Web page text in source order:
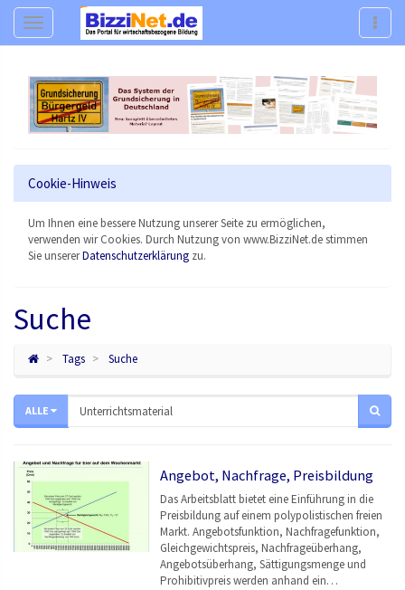
Navigation
Cookie-Hinweis
Um Ihnen eine bessere Nutzung unserer Seite zu ermöglichen,
verwenden wir Cookies. Durch Nutzung von www.BizziNet.de stimmen
Sie unsererDatenschutzerklärung zu.
Suche
Tags Suche
ALLE
Angebot, Nachfrage, Preisbildung
Das Arbeitsblatt bietet eine Einführung in die
Preisbildung auf einem polypolistischen freien
Markt. Angebotsfunktion, Nachfragefunktion,
Gleichgewichtspreis, Nachfrageüberhang,
Angebotsüberhang, Sättigungsmenge und
Prohibitivpreis werden anhand ein…